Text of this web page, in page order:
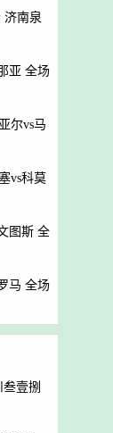
济南泉
亚 全场
尔vs马
vs科莫
图斯 全
马 全场
壹捌